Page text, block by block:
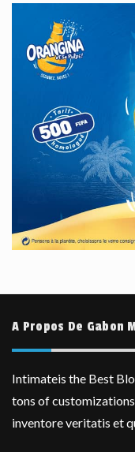
A Propos De Gabon
Intimateis the Best
tons of
inventore veritatis et